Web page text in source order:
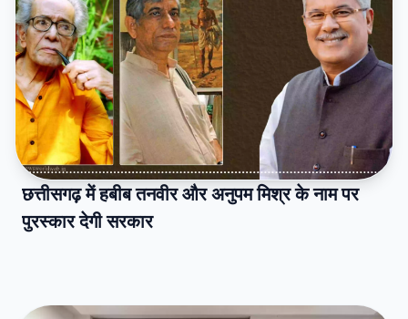
छत्तीसगढ़ में हबीब तनवीर और अनुपम मिश्र के नाम पर
पुरस्कार देगी सरकार